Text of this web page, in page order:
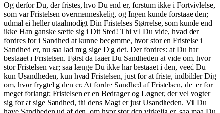
Og derfor Du, der fristes, hvo Du end er, forstum ikke i Fortvivlelse,
som var Fristelsen overmenneskelig, og Ingen kunde forstaae den;
udmal ei heller utaalmodigt Din Fristelses Størrelse, som kunde end
ikke Han ganske sætte sig i Dit Sted! Thi vil Du vide, hvad der
fordres for i Sandhed at kunne bedømme, hvor stor en Fristelse i
Sandhed er, nu saa lad mig sige Dig det. Der fordres: at Du har
bestaaet i Fristelsen. Først da faaer Du Sandheden at vide om, hvor
stor Fristelsen var; saa længe Du ikke har bestaaet i den, veed Du
kun Usandheden, kun hvad Fristelsen, just for at friste, indbilder Dig
om, hvor frygtelig den er. At fordre Sandhed af Fristelsen, det er for
meget forlangt; Fristelsen er en Bedrager og Løgner, der vel vogter
sig for at sige Sandhed, thi dens Magt er just Usandheden. Vil Du
have Sandheden ud af den, om hvor stor den virkelig er, saa maa Du